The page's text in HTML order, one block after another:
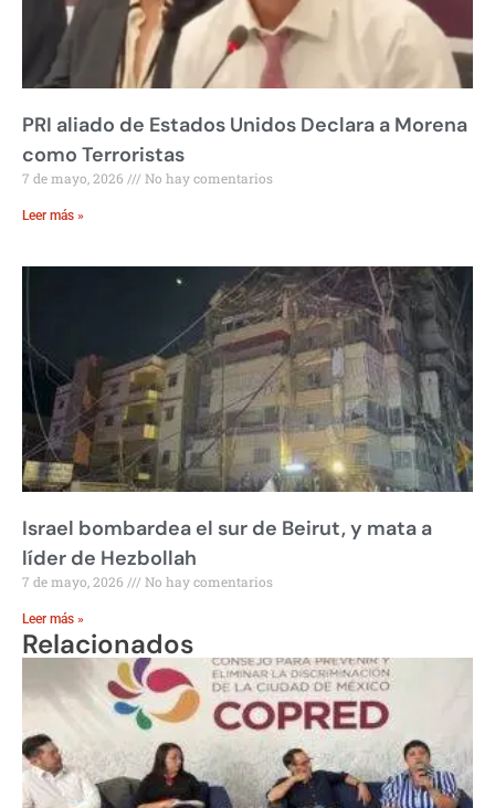
PRI aliado de Estados Unidos Declara a Morena
como Terroristas
7 de mayo, 2026 No hay comentarios
Leer más »
Israel bombardea el sur de Beirut, y mata a
líder de Hezbollah
7 de mayo, 2026 No hay comentarios
Leer más »
Relacionados